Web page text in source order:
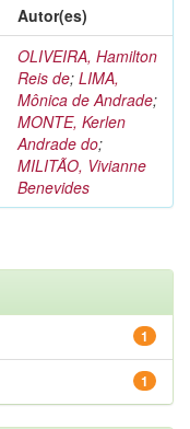
Autor(es)
OLIVEIRA, Hamilton
Reis de; LIMA,
Mônica de Andrade;
MONTE, Kerlen
Andrade do;
MILITÃO, Vivianne
Benevides
1
1